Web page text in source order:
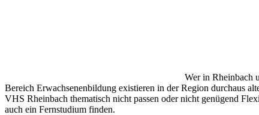
Wer in Rheinbach
Bereich Erwachsenenbildung existieren in der Region durchaus
VHS Rheinbach thematisch nicht passen oder nicht genügend
auch ein Fernstudium finden.